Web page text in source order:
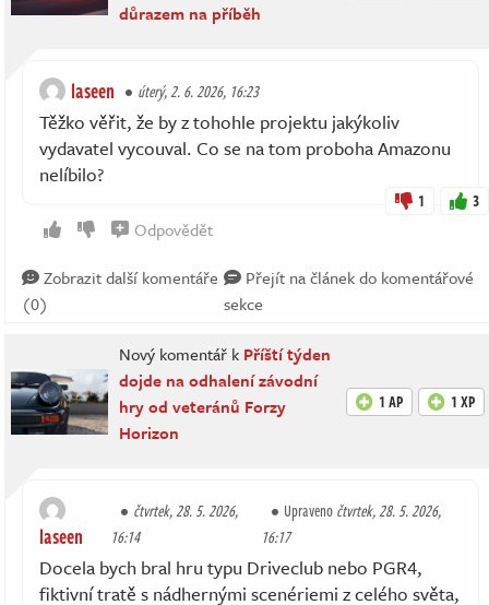
důrazem na příběh
laseen úterý, 2. 6. 2026, 16:23
Těžko věřit, že by z tohohle projektu jakýkoliv
vydavatel vycouval. Co se na tom proboha Amazonu
nelíbilo?
1 3
Odpovědět
Zobrazit další komentáře
(0)
Přejít na článek do komentářové
sekce
Nový komentář k Příští týden
dojde na odhalení závodní
hry od veteránů Forzy
Horizon
1 AP 1 XP
laseen
čtvrtek, 28. 5. 2026,
16:14
Upravenočtvrtek, 28. 5. 2026,
16:17
Docela bych bral hru typu Driveclub nebo PGR4,
fiktivní tratě s nádhernými scenériemi z celého světa,